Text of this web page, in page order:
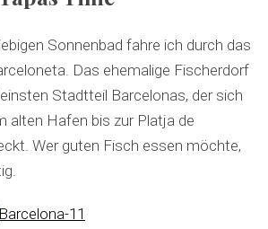
Sonnenbad fahre ich durch das
Das ehemalige Fischerdorf
Stadtteil Barcelonas, der sich
alten Hafen bis zur Platja de
Wer guten Fisch essen möchte,